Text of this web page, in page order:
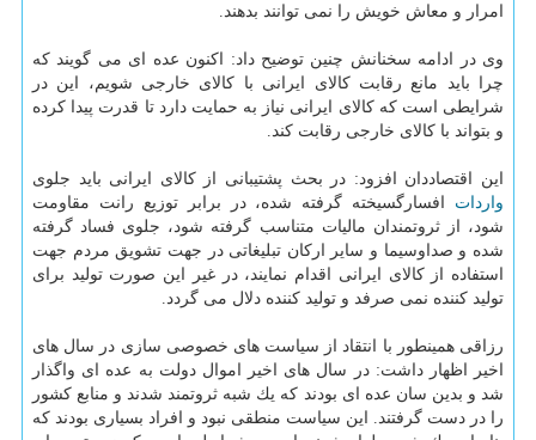
امرار و معاش خویش را نمی توانند بدهند.
وی در ادامه سخنانش چنین توضیح داد: اكنون عده ای می گویند كه
چرا باید مانع رقابت كالای ایرانی با كالای خارجی شویم، این در
شرایطی است كه كالای ایرانی نیاز به حمایت دارد تا قدرت پیدا كرده
و بتواند با كالای خارجی رقابت كند.
این اقتصاددان افزود: در بحث پشتیبانی از كالای ایرانی باید جلوی
واردات افسارگسیخته گرفته شده، در برابر توزیع رانت مقاومت
شود، از ثروتمندان مالیات متناسب گرفته شود، جلوی فساد گرفته
شده و صداوسیما و سایر اركان تبلیغاتی در جهت تشویق مردم جهت
استفاده از كالای ایرانی اقدام نمایند، در غیر این صورت تولید برای
تولید كننده نمی صرفد و تولید كننده دلال می گردد.
رزاقی همینطور با انتقاد از سیاست های خصوصی سازی در سال های
اخیر اظهار داشت: در سال های اخیر اموال دولت به عده ای واگذار
شد و بدین سان عده ای بودند كه یك شبه ثروتمند شدند و منابع كشور
را در دست گرفتند. این سیاست منطقی نبود و افراد بسیاری بودند كه